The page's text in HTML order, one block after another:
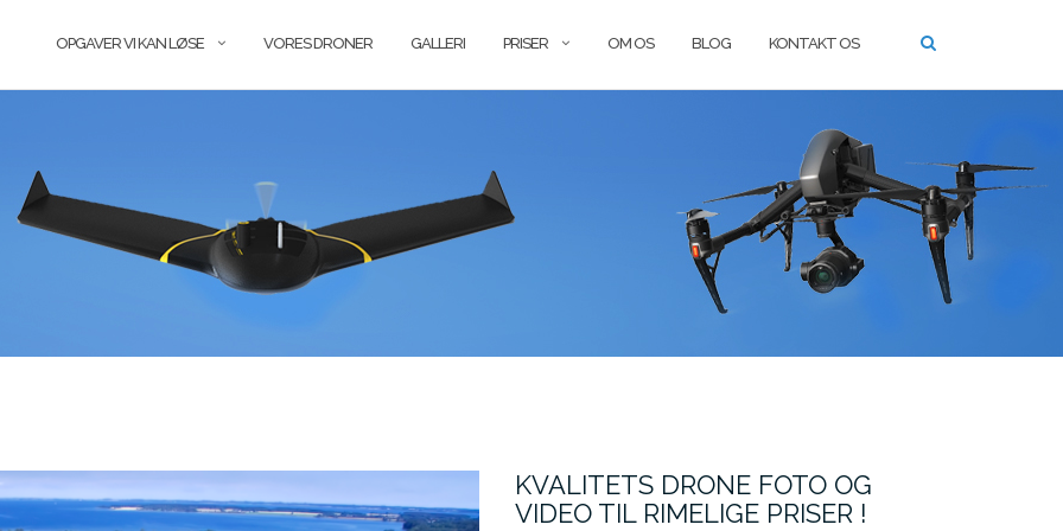
OPGAVER VI KAN LØSE VORES DRONER GALLERI PRISER OM OS BLOG KONTAKT OS
KVALITETS DRONE FOTO OG
VIDEO TIL RIMELIGE PRISER !